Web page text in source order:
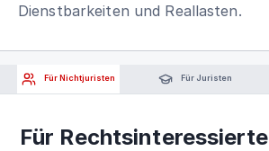
Dienstbarkeiten und Reallasten.
Für Nichtjuristen Für Juristen
Für Rechtsinteressierte